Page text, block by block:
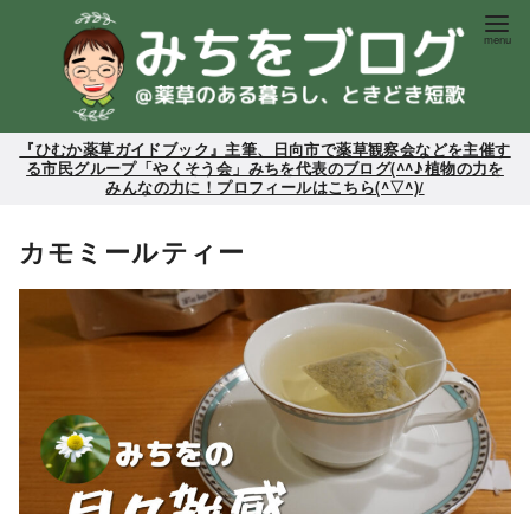
『ひむか薬草ガイドブック』主筆、日向市で薬草観察会などを主催す
る市民グループ「やくそう会」みちを代表のブログ(^^♪植物の力を
みんなの力に！プロフィールはこちら(^▽^)/
カモミールティー